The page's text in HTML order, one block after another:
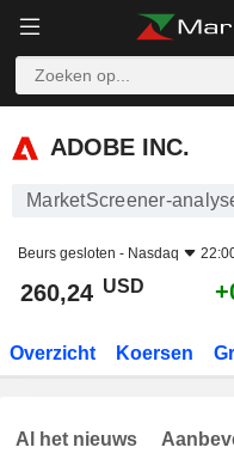
ADOBE INC.
ADOBE INC.
MarketScreener-
Beurs gesloten - Nasdaq
260,24 USD
Overzicht Koersen
Al het nieuws